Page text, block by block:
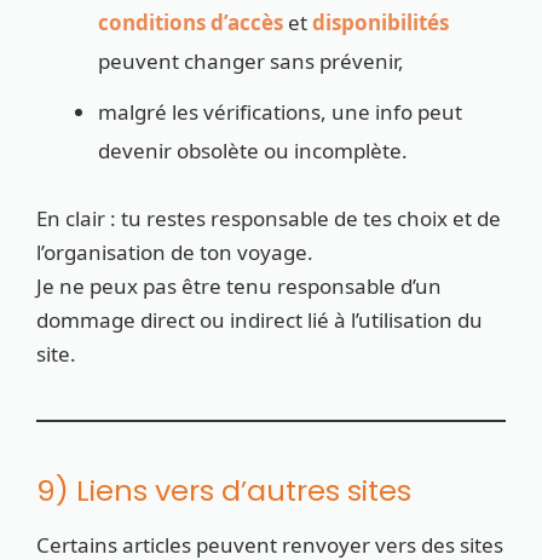
conditions d’accès etdisponibilités
peuvent changer sans prévenir,
malgré les vérifications, une info peut
devenir obsolète ou incomplète.
En clair : tu restes responsable de tes choix et de
l’organisation de ton voyage.
Je ne peux pas être tenu responsable d’un
dommage direct ou indirect lié à l’utilisation du
site.
9) Liens vers d’autres sites
Certains articles peuvent renvoyer vers des sites